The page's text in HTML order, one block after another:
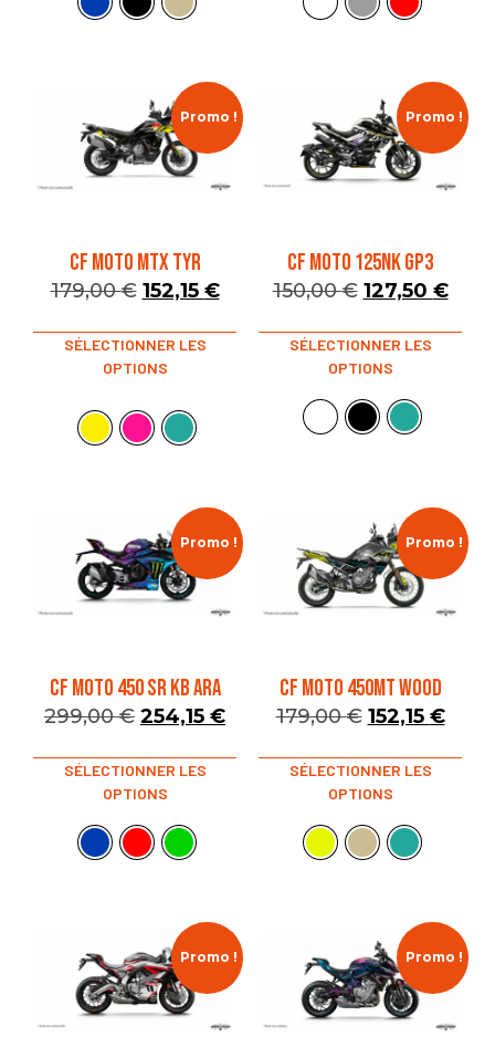
Promo !
CF MOTO MTX TYR
179,00€ 152,15 €
SÉLECTIONNER LES
OPTIONS
Promo !
CF MOTO 125NK GP3
150,00€ 127,50 €
SÉLECTIONNER LES
OPTIONS
Promo !
CF MOTO 450 SR KB ARA
299,00€ 254,15 €
SÉLECTIONNER LES
OPTIONS
Promo !
CF MOTO 450MT WOOD
179,00€ 152,15 €
SÉLECTIONNER LES
OPTIONS
Promo ! Promo !